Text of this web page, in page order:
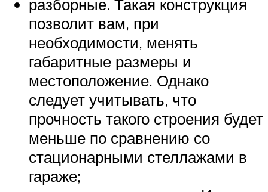
разборные. Такая конструкция
позволит вам, при
необходимости, менять
габаритные размеры и
местоположение. Однако
следует учитывать, что
прочность такого строения будет
меньше по сравнению со
стационарными стеллажами в
гараже;